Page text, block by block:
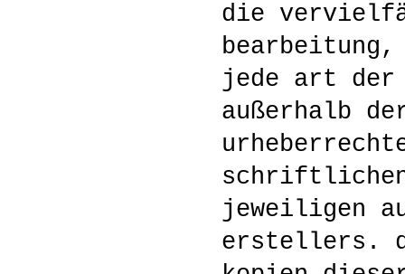
die
jede art der
außerhalb
schriftlichen
jeweiligen
erstellers.